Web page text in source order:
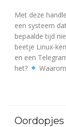
Met deze
een systeem
bepaalde tijd
beetje Linux-
en een
het?